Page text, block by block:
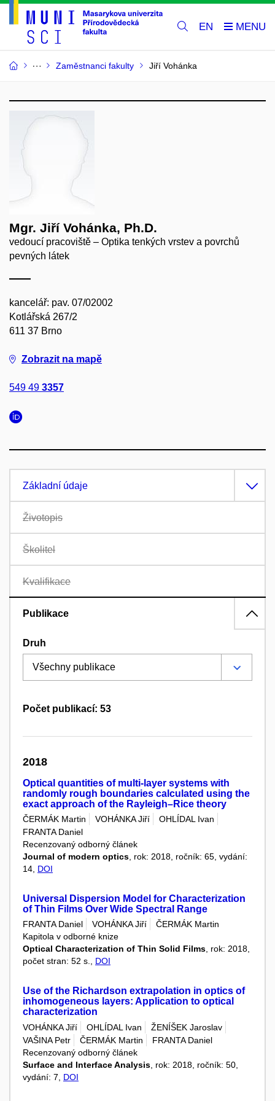
EN
Zaměstnanci fakulty Jiří Vohánka
Mgr. Jiří Vohánka, Ph.D.
vedoucí pracoviště – Optika tenkých vrstev a povrchů
pevných látek
kancelář: pav. 07/02002
Kotlářská 267/2
611 37 Brno
Zobrazit na mapě
549 49 3357
Základní údaje
Životopis
Školitel
Kvalifikace
Publikace
Druh
Počet publikací: 53
2018
Optical quantities of multi-layer systems with
randomly rough boundaries calculated using the
exact approach of the Rayleigh–Rice theory
ČERMÁK Martin VOHÁNKA Jiří
OHLÍDAL Ivan
FRANTA Daniel
Recenzovaný odborný článek
Journal of modern optics , rok: 2018, ročník: 65, vydání:
14, DOI
Universal Dispersion Model for Characterization
of Thin Films Over Wide Spectral Range
FRANTA Daniel VOHÁNKA Jiří
ČERMÁK Martin
Kapitola v odborné knize
Optical Characterization of Thin Solid Films, rok: 2018,
počet stran: 52 s., DOI
Use of the Richardson extrapolation in optics of
inhomogeneous layers: Application to optical
characterization
VOHÁNKA Jiří OHLÍDAL Ivan
ŽENÍŠEK Jaroslav
VAŠINA Petr
ČERMÁK Martin
FRANTA Daniel
Recenzovaný odborný článek
Surface and Interface Analysis , rok: 2018, ročník: 50,
vydání: 7, DOI